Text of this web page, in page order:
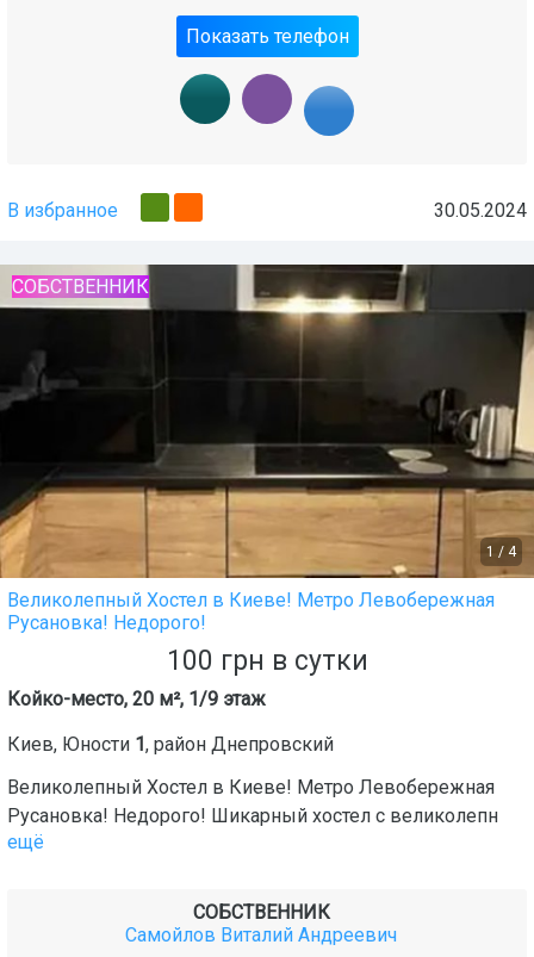
Показать телефон
В избранное 30.05.2024
1 / 4
СОБСТВЕННИК
Великолепный Хостел в Киеве! Метро Левобережная
Русановка! Недорого!
100 грн в сутки
Койко-место, 20 м², 1/9 этаж
Киев, Юности 1, район Днепровский
Великолепный Хостел в Киеве! Метро Левобережная
Русановка! Недорого! Шикарный хостел с великолепн
ещё
СОБСТВЕННИК
Самойлов Виталий Андреевич